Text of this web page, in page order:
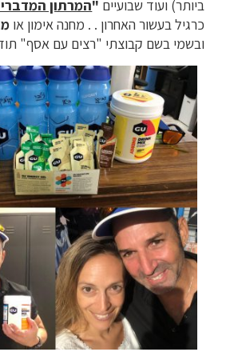
ביותר) ועוד שבועיים "המרתון
כרגיל בעשור האחרון . . מחנה אימון או
ובשמי בשם קבוצתי "רצים עם אסף"